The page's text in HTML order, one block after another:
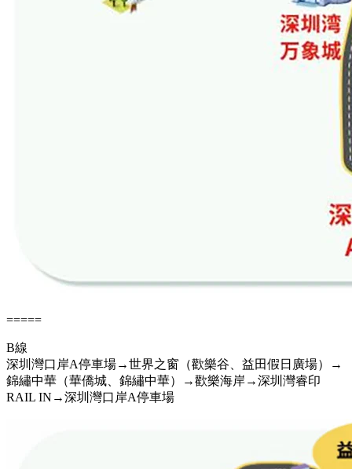
=====
B線
深圳灣口岸A停車場→世界之窗（歡樂谷、益田假日廣場）→
錦繡中華（華僑城、錦繡中華）→歡樂海岸→深圳灣睿印
RAIL IN→深圳灣口岸A停車場